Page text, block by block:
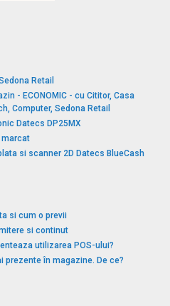
Retail
- ECONOMIC - cu Cititor, Casa
Computer, Sedona Retail
Datecs DP25MX
marcat
si scanner 2D Datecs BlueCash
si cum o previi
si continut
utilizarea POS-ului?
în magazine. De ce?